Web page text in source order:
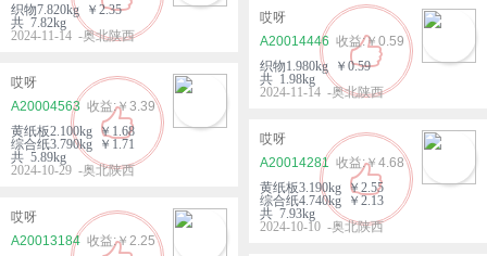
织物7.820kg ￥2.35
共 7.82kg
2024-11-14 -奥北陕西
哎呀
A20014446
￥0.59
织物1.980kg ￥0.59
共 1.98kg
2024-11-14 -奥北陕西
哎呀
A20004563
￥3.39
黄纸板2.100kg ￥1.68
综合纸3.790kg ￥1.71
共 5.89kg
2024-10-29 -奥北陕西
哎呀
A20014281
￥4.68
黄纸板3.190kg ￥2.55
综合纸4.740kg ￥2.13
共 7.93kg
2024-10-10 -奥北陕西
哎呀
A20013184
￥2.25